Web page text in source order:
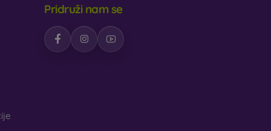
Pridruži nam se